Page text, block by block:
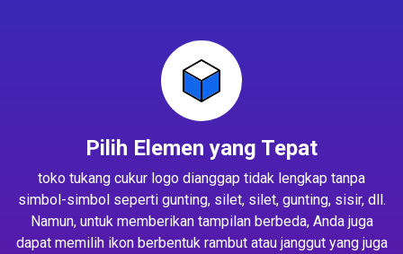
Pilih Elemen yang Tepat
toko tukang cukur logo dianggap tidak lengkap tanpa
simbol-simbol seperti gunting, silet, silet, gunting, sisir, dll.
Namun, untuk memberikan tampilan berbeda, Anda juga
dapat memilih ikon berbentuk rambut atau janggut yang juga